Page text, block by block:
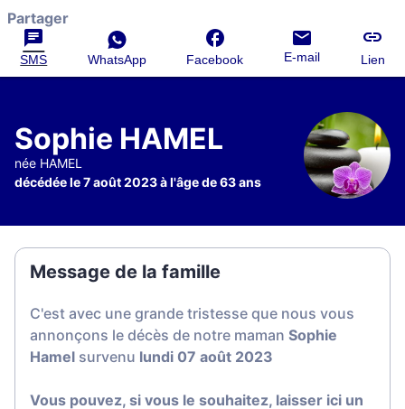
Partager
SMS WhatsApp Facebook E-mail Lien
Sophie HAMEL
née HAMEL
décédée le 7 août 2023 à l'âge de 63 ans
Message de la famille
C'est avec une grande tristesse que nous vous
annonçons le décès de notre maman Sophie
Hamel survenu lundi 07 août 2023
Vous pouvez, si vous le souhaitez, laisser ici un